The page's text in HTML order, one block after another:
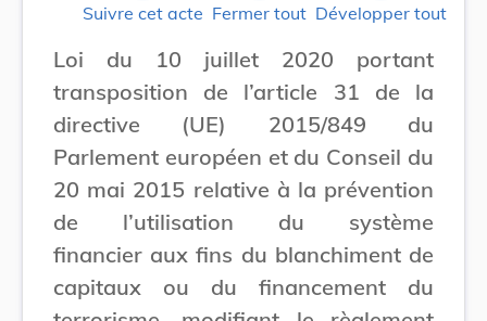
Suivre cet acte Fermer tout Développer tout
Loi du 10 juillet 2020 portant
transposition de l’article 31 de la
directive (UE) 2015/849 du
Parlement européen et du Conseil du
20 mai 2015 relative à la prévention
de l’utilisation du système
financier aux fins du blanchiment de
capitaux ou du financement du